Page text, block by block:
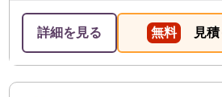
詳細を見る 無料 見積